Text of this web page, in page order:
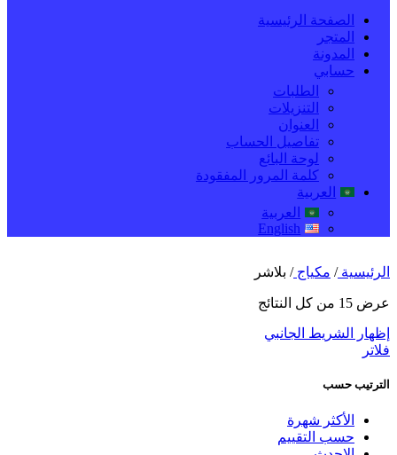
الصفحة الرئيسية
المتجر
المدونة
حسابي
الطلبات
التنزيلات
العنوان
تفاصيل الحساب
لوحة البائع
كلمة المرور المفقودة
العربية
العربية
English
الرئيسية/ مكياج/ بلاشر
عرض ⁦15⁩ من كل النتائج
إظهار الشريط الجانبي
فلاتر
الترتيب حسب
الأكثر شهرة
حسب التقييم